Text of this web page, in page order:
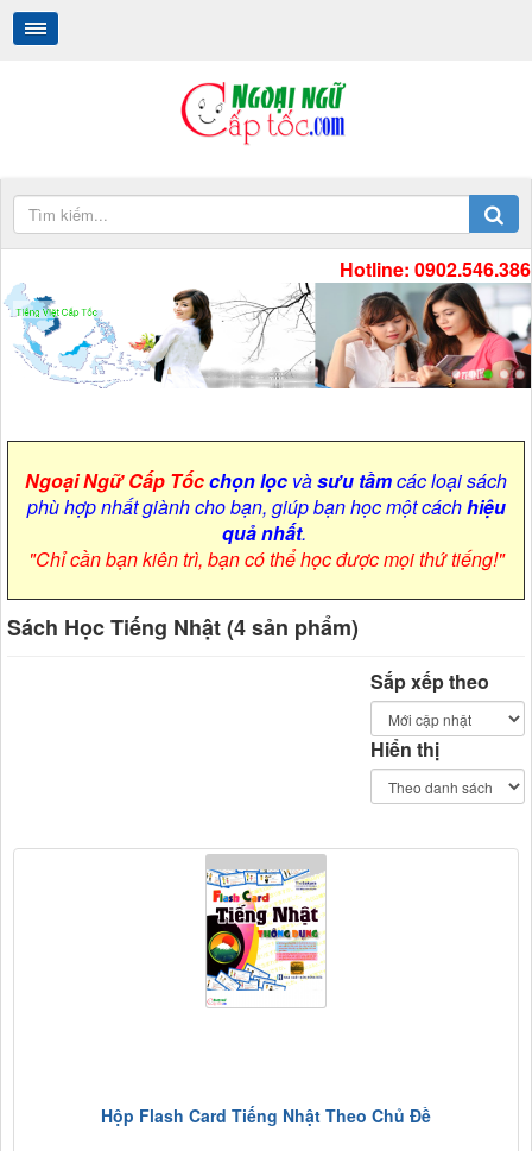
Hotline: 0902.546.386
Tiếng Việt Cấp Tốc
Ngoại Ngữ Cấp Tốcchọn lọc vàsưu tầmcác loại sách
phù hợp nhất giành cho bạn, giúp bạn học một cáchhiệu
quả nhất.
"Chỉ cần bạn kiên trì, bạn có thể học được mọi thứ tiếng!"
Sách Học Tiếng Nhật (4 sản phẩm)
Sắp xếp theo
Hiển thị
Hộp Flash Card Tiếng Nhật Theo Chủ Đề